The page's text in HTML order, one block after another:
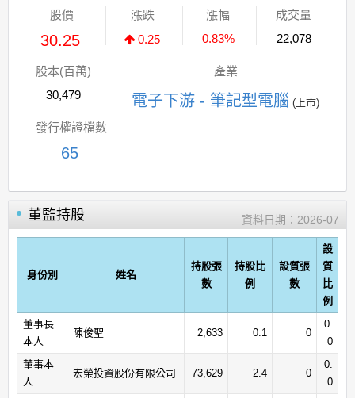
股價
30.25
漲跌
0.25
漲幅
0.83%
成交量
22,078
股本(百萬)
30,479
產業
電子下游 - 筆記型電腦 (上市)
發行權證檔數
65
董監持股 資料日期： 2026-07
身份別 姓名
持股張
數
持股比
例
設質張
數
設
質
比
例
董事長
本人
陳俊聖 2,633 0.1 0
0.
0
董事本
人
宏榮投資股份有限公司 73,629 2.4 0
0.
0